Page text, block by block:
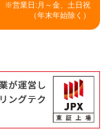
※営業日:月～金、土日祝
（年末年始除く）